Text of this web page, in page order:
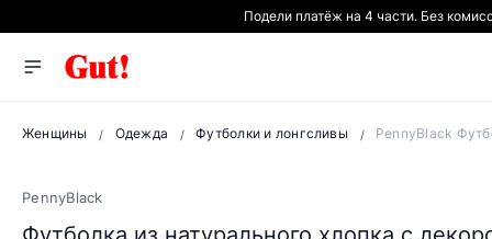
Подели платёж на 4 части. Без
Женщины Одежда Футболки и лонгсливы
PennyBlack
PennyBlack